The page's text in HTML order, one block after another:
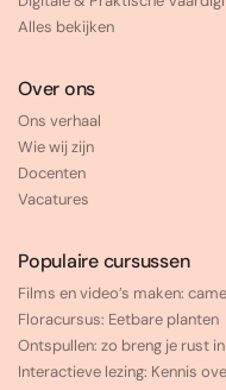
Alles bekijken
Over ons
Ons verhaal
Wie wij zijn
Docenten
Vacatures
Populaire cursussen
Films en video’s maken:
Floracursus: Eetbare planten
Ontspullen: zo breng je rust
Interactieve lezing: Kennis